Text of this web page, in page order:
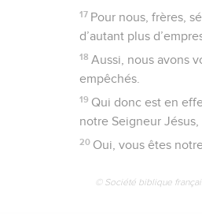
17 Pour nous, frères,
d’autant plus
18 Aussi, nous avons
empêchés.
19 Qui donc est en
notre Seigneur
20 Oui, vous êtes
© Société biblique